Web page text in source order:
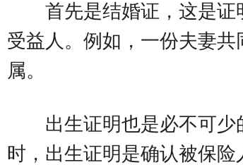
首先是结婚证，这是
受益人。例如，一份夫妻
属。
出生证明也是必不可
时，出生证明是确认被保险